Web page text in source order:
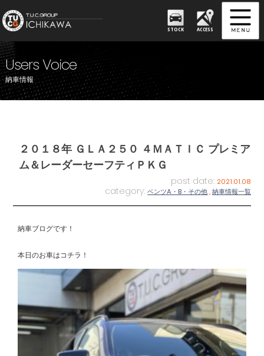
STOCK ACCESS
Users Voice
納車情報
２０１８年 ＧＬＡ２５０ ４ＭＡＴＩＣ プレミア
ム＆レーダーセーフティＰＫＧ
post date: 2021.01.08
category:ベンツA・B・その他,納車情報一覧
納車ブログです！
本日のお車はコチラ！